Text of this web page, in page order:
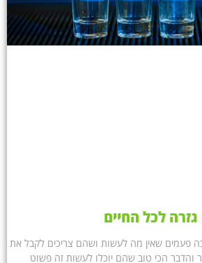
לכל החיים
פעמים שאין מה לעשות ושהם צריכים לקבל את
הכי טוב שהם יוכלו לעשות זה פשוט